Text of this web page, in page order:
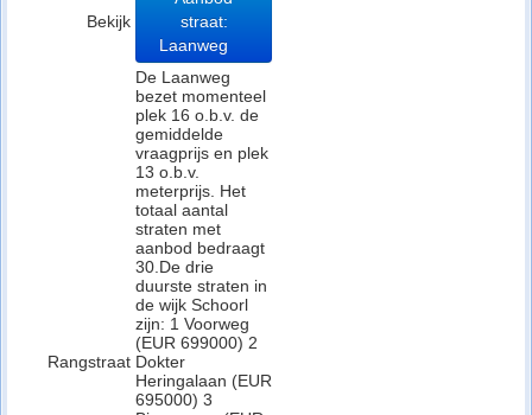
Bekijk
straat:
Laanweg
Rangstraat
De Laanweg
bezet momenteel
plek 16 o.b.v. de
gemiddelde
vraagprijs en plek
13 o.b.v.
meterprijs. Het
totaal aantal
straten met
aanbod bedraagt
30.De drie
duurste straten in
de wijk Schoorl
zijn: 1 Voorweg
(EUR 699000) 2
Dokter
Heringalaan (EUR
695000) 3